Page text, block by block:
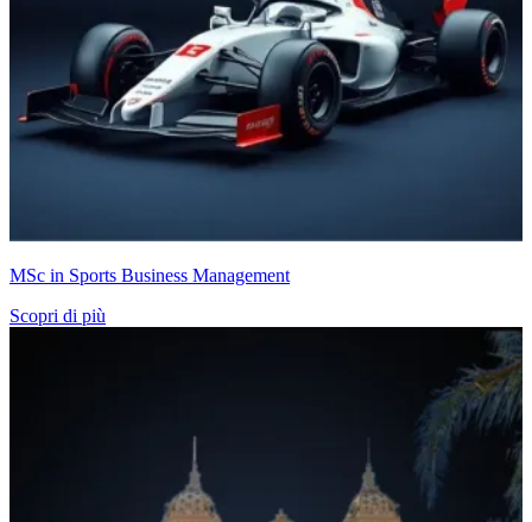
MSc in Sports Business Management
Scopri di più